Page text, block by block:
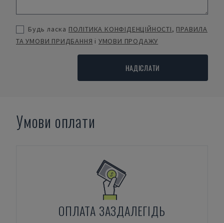
Будь ласка ПОЛІТИКА КОНФІДЕНЦІЙНОСТІ, ПРАВИЛА
ТА УМОВИ ПРИДБАННЯ і УМОВИ ПРОДАЖУ
НАДІСЛАТИ
Умови оплати
ОПЛАТА ЗАЗДАЛЕГІДЬ